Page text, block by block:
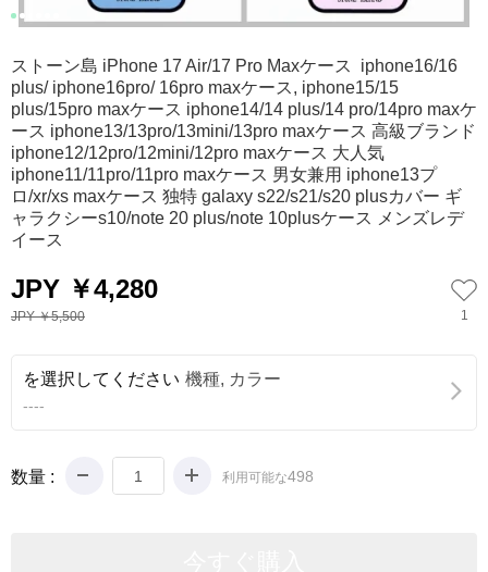
012345
ストーン島 iPhone 17 Air/17 Pro Maxケース iphone16/16
plus/ iphone16pro/ 16pro maxケース, iphone15/15
plus/15pro maxケース iphone14/14 plus/14 pro/14pro maxケ
ース iphone13/13pro/13mini/13pro maxケース 高級ブランド
iphone12/12pro/12mini/12pro maxケース 大人気
iphone11/11pro/11pro maxケース 男女兼用 iphone13プ
ロ/xr/xs maxケース 独特 galaxy s22/s21/s20 plusカバー ギ
ャラクシーs10/note 20 plus/note 10plusケース メンズレデ
イース
JPY ￥4,280
JPY ￥5,500 1
を選択してください 機種, カラー
----
数量 : 利用可能な498